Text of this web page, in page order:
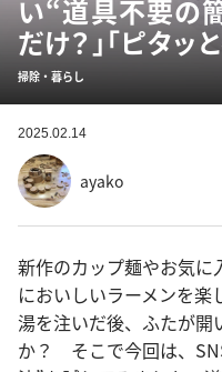
い“道具不要の
だけ？」「ピタッ
掃除・暮らし
2025.02.14
ayako
新作のカップ麺やお気に
においしいラーメンを
湯を注いだ後、ふたが開
か？ そこで今回は、